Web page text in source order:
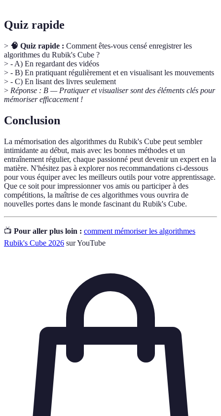
Quiz rapide
> 🧠 Quiz rapide : Comment êtes-vous censé enregistrer les
algorithmes du Rubik's Cube ?
> - A) En regardant des vidéos
> - B) En pratiquant régulièrement et en visualisant les mouvements
> - C) En lisant des livres seulement
> Réponse : B — Pratiquer et visualiser sont des éléments clés pour
mémoriser efficacement !
Conclusion
La mémorisation des algorithmes du Rubik's Cube peut sembler
intimidante au début, mais avec les bonnes méthodes et un
entraînement régulier, chaque passionné peut devenir un expert en la
matière. N'hésitez pas à explorer nos recommandations ci-dessous
pour vous équiper avec les meilleurs outils pour votre apprentissage.
Que ce soit pour impressionner vos amis ou participer à des
compétitions, la maîtrise de ces algorithmes vous ouvrira de
nouvelles portes dans le monde fascinant du Rubik's Cube.
📺 Pour aller plus loin : comment mémoriser les algorithmes
Rubik's Cube 2026 sur YouTube